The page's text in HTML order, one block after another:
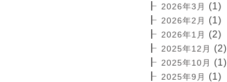
2026年3月 (1)
2026年2月 (1)
2026年1月 (2)
2025年12月 (2)
2025年10月 (1)
2025年9月 (1)